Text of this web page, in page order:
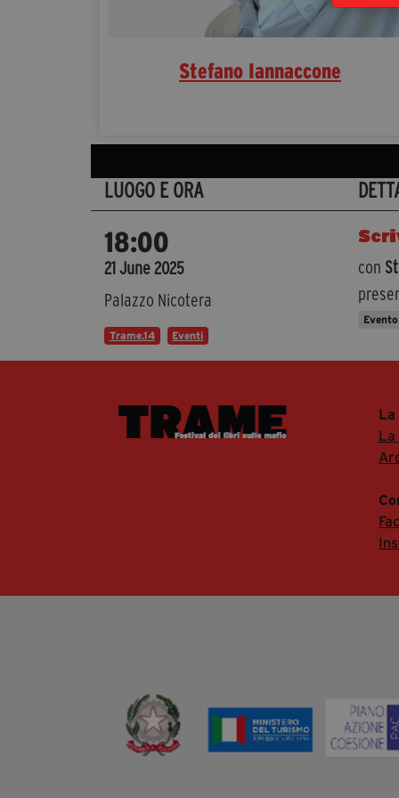
Stefano Iannaccone
LUOGO E ORA
18:00
21 June 2025
Palazzo Nicotera
Trame.14 Eventi
con
Evento
La
La